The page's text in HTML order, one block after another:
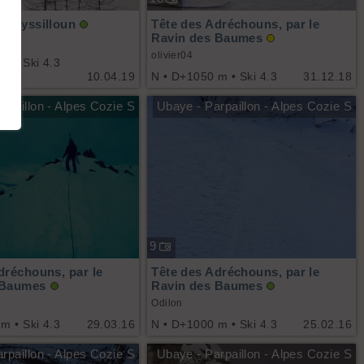
10.04.19
- Eyssilloun
m • Ski 4.3
31.12.18
Tête des Adréchouns, par le
Ravin des Baumes
olivier04
N • D+1050 m • Ski 4.3
- Alpes Cozie S
29.03.16
par le
• Ski 4.3
Ubaye - Parpaillon - Alpes Cozie S
9
25.02.16
Tête des Adréchouns, par le
Ravin des Baumes
Odilon
N • D+1000 m • Ski 4.3
- Alpes Cozie S Ubaye - Parpaillon - Alpes Cozie S